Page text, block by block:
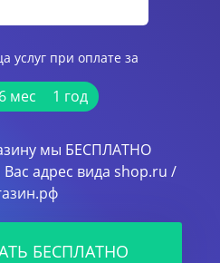
услуг при оплате за
6 мес 1 год
мы БЕСПЛАТНО
Вас адрес вида shop.ru /
БЕСПЛАТНО